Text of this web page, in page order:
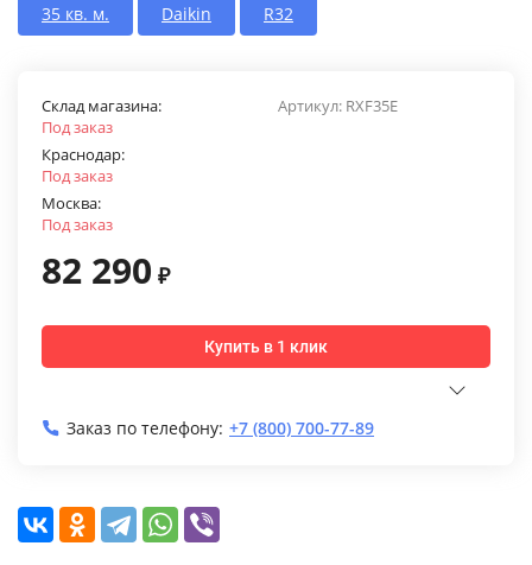
35 кв. м. Daikin R32
Артикул: RXF35E
Склад магазина:
Под заказ
Краснодар:
Под заказ
Москва:
Под заказ
82 290 ₽
Купить в 1 клик
Заказ по телефону: +7 (800) 700-77-89